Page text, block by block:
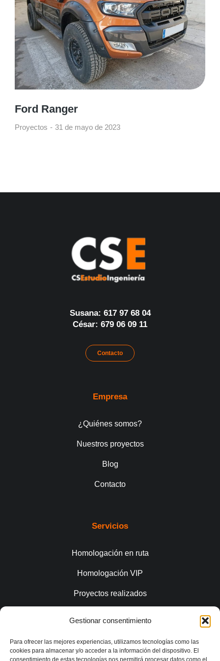
Gestionar consentimiento
Para ofrecer las mejores experiencias, utilizamos tecnologías como las
cookies para almacenar y/o acceder a la información del dispositivo. El
consentimiento de estas tecnologías nos permitirá procesar datos como el
Ford Ranger
Proyectos 31 de mayo de 2023
Susana: 617 97 68 04
César: 679 06 09 11
Contacto
Empresa
¿Quiénes somos?
Nuestros proyectos
Blog
Contacto
Servicios
Homologación en ruta
Homologación VIP
Proyectos realizados